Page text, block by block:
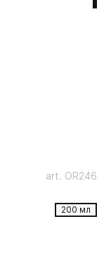
art. OR246
200 мл